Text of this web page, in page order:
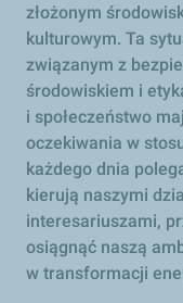
złożonym
kulturowym. Ta
związanym z
środowiskiem i
i społeczeństwo
oczekiwania w
każdego dnia
kierują naszymi
interesariuszami,
osiągnąć naszą
w transformacji